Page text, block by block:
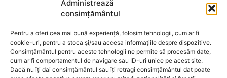
Administrează
consimțământul
Pentru a oferi cea mai bună experiență, folosim tehnologii, cum ar fi
cookie-uri, pentru a stoca și/sau accesa informațiile despre dispozitive.
Consimțământul pentru aceste tehnologii ne permite să procesăm date,
cum ar fi comportamentul de navigare sau ID-uri unice pe acest site.
Dacă nu îți dai consimțământul sau îți retragi consimțământul dat poate
175
Tehnologie
Financiar
160
ABUZURI
158